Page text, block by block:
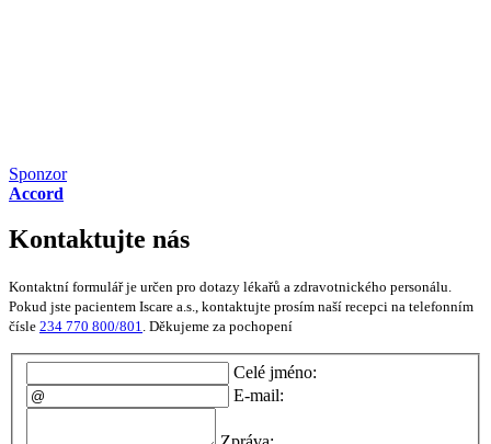
Sponzor
Accord
Kontaktujte nás
Kontaktní formulář je určen pro dotazy lékařů a zdravotnického personálu.
Pokud jste pacientem Iscare a.s., kontaktujte prosím naší recepci na telefonním
čísle 234 770 800/801. Děkujeme za pochopení
Celé jméno:
E-mail: